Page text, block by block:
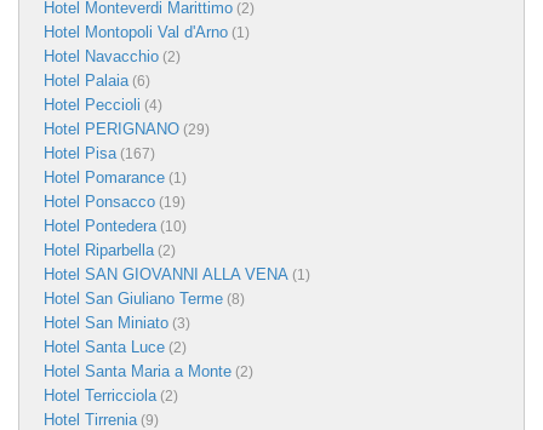
Hotel Monteverdi Marittimo (2)
Hotel Montopoli Val d'Arno (1)
Hotel Navacchio (2)
Hotel Palaia(6)
Hotel Peccioli (4)
Hotel PERIGNANO (29)
Hotel Pisa(167)
Hotel Pomarance (1)
Hotel Ponsacco (19)
Hotel Pontedera(10)
Hotel Riparbella(2)
Hotel SAN GIOVANNI ALLA VENA (1)
Hotel San Giuliano Terme (8)
Hotel San Miniato (3)
Hotel Santa Luce (2)
Hotel Santa Maria a Monte (2)
Hotel Terricciola(2)
Hotel Tirrenia(9)